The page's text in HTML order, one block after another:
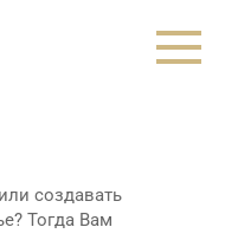
создавать
Тогда Вам